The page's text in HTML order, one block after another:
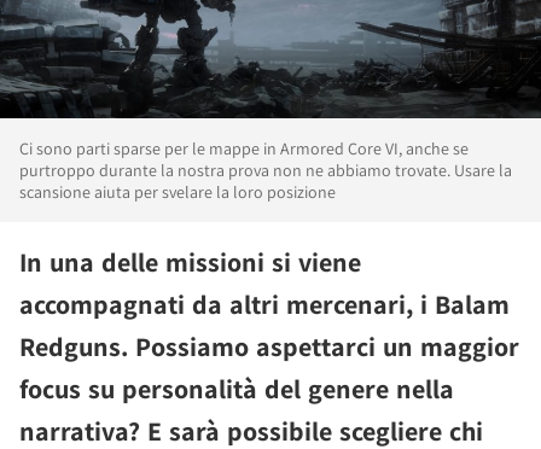
Ci sono parti sparse per le mappe in Armored Core VI, anche se
purtroppo durante la nostra prova non ne abbiamo trovate. Usare la
scansione aiuta per svelare la loro posizione
In una delle missioni si viene
accompagnati da altri mercenari, i Balam
Redguns. Possiamo aspettarci un maggior
focus su personalità del genere nella
narrativa? E sarà possibile scegliere chi